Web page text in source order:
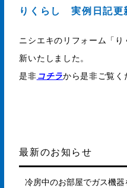
りくらし 実例日記更
ニシエキのリフォーム「
新いたしました。
是非コチラから是非ご覧く
最新のお知らせ
冷房中のお部屋でガス機